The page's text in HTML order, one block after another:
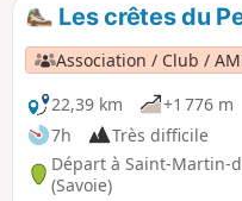
Les crêtes du
Association / Club /
22,39 km
+1 776 m
7h
Très difficile
Départ à Saint-Martin-
(Savoie)